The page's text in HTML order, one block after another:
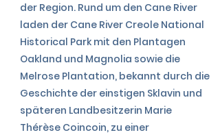
der Region. Rund um den Cane River
laden der Cane River Creole National
Historical Park mit den Plantagen
Oakland und Magnolia sowie die
Melrose Plantation, bekannt durch die
Geschichte der einstigen Sklavin und
späteren Landbesitzerin Marie
Thérèse Coincoin, zu einer